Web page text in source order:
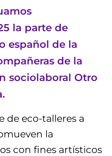
la parte de
español de la
de la
sociolaboral Otro
de eco-talleres a
la
con fines artísticos